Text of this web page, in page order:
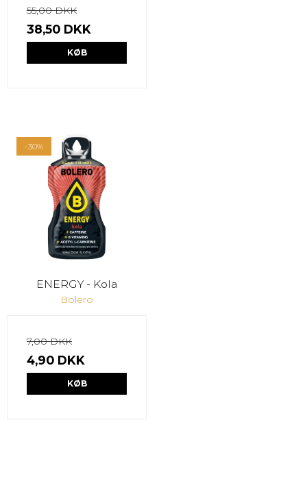
55,00 DKK
38,50 DKK
KØB
-30%
ENERGY - Kola
Bolero
7,00 DKK
4,90 DKK
KØB